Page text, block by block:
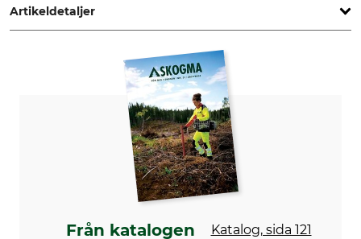
Artikeldetaljer
Produkttyp
Fleecejacka
Foder
100% Polyester
Tvätt
40 °C easy-care
Får inte blekas
Torkning
Från katalogen Katalog, sida 121